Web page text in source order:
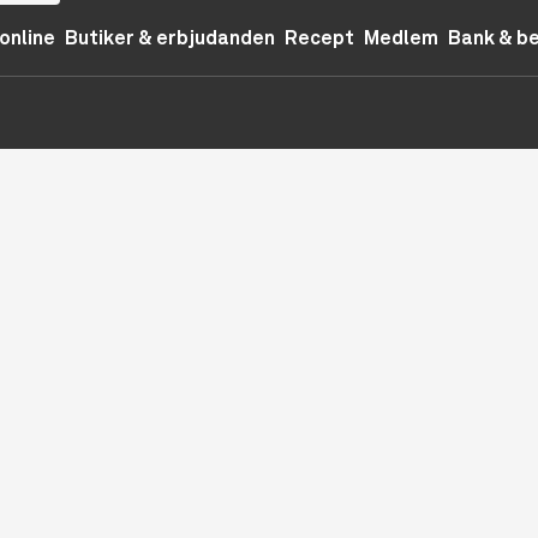
Butiker & erbjudanden Recept Medlem Bank &